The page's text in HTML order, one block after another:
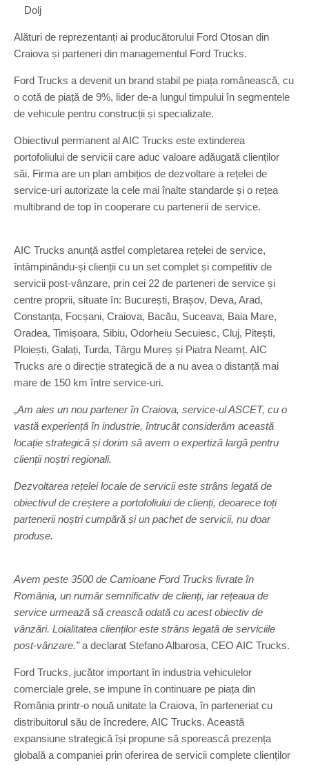
Dolj
Alături de reprezentanți ai producătorului Ford Otosan din
Craiova și parteneri din managementul Ford Trucks.
Ford Trucks a devenit un brand stabil pe piața românească, cu
o cotă de piață de 9%, lider de-a lungul timpului în segmentele
de vehicule pentru construcții și specializate.
Obiectivul permanent al AIC Trucks este extinderea
portofoliului de servicii care aduc valoare adăugată clienților
săi. Firma are un plan ambițios de dezvoltare a rețelei de
service-uri autorizate la cele mai înalte standarde și o rețea
multibrand de top în cooperare cu partenerii de service.
AIC Trucks anunță astfel completarea rețelei de service,
întâmpinându-și clienții cu un set complet și competitiv de
servicii post-vânzare, prin cei 22 de parteneri de service și
centre proprii, situate în: București, Brașov, Deva, Arad,
Constanța, Focșani, Craiova, Bacău, Suceava, Baia Mare,
Oradea, Timișoara, Sibiu, Odorheiu Secuiesc, Cluj, Pitești,
Ploiești, Galați, Turda, Târgu Mureș și Piatra Neamț. AIC
Trucks are o direcție strategică de a nu avea o distanță mai
mare de 150 km între service-uri.
„Am ales un nou partener în Craiova, service-ul ASCET, cu o
vastă experiență în industrie, întrucât considerăm această
locație strategică și dorim să avem o expertiză largă pentru
clienții noștri regionali.
Dezvoltarea rețelei locale de servicii este strâns legată de
obiectivul de creștere a portofoliului de clienți, deoarece toți
partenerii noștri cumpără și un pachet de servicii, nu doar
produse.
Avem peste 3500 de Camioane Ford Trucks livrate în
România, un număr semnificativ de clienți, iar rețeaua de
service urmează să crească odată cu acest obiectiv de
vânzări. Loialitatea clienților este strâns legată de serviciile
post-vânzare.”a declarat Stefano Albarosa, CEO AIC Trucks.
Ford Trucks, jucător important în industria vehiculelor
comerciale grele, se impune în continuare pe piața din
România printr-o nouă unitate la Craiova, în parteneriat cu
distribuitorul său de încredere, AIC Trucks. Această
expansiune strategică își propune să sporească prezența
globală a companiei prin oferirea de servicii complete clienților